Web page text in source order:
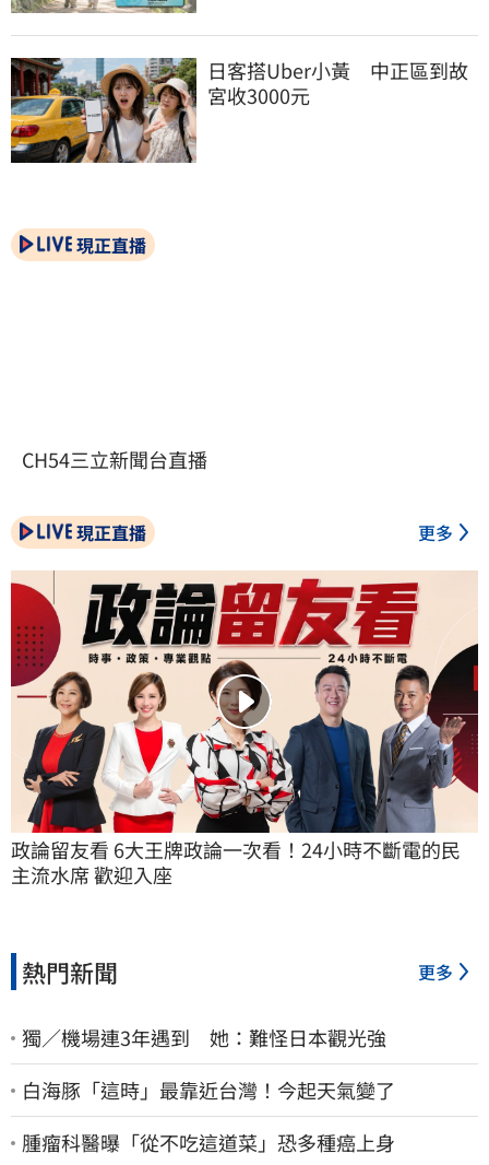
日客搭Uber小黃　中正區到故
宮收3000元
現正直播
CH54三立新聞台直播
現正直播 更多
政論留友看 6大王牌政論一次看！24小時不斷電的民
主流水席 歡迎入座
熱門新聞 更多
獨／機場連3年遇到 她：難怪日本觀光強
白海豚「這時」最靠近台灣！今起天氣變了
腫瘤科醫曝「從不吃這道菜」恐多種癌上身